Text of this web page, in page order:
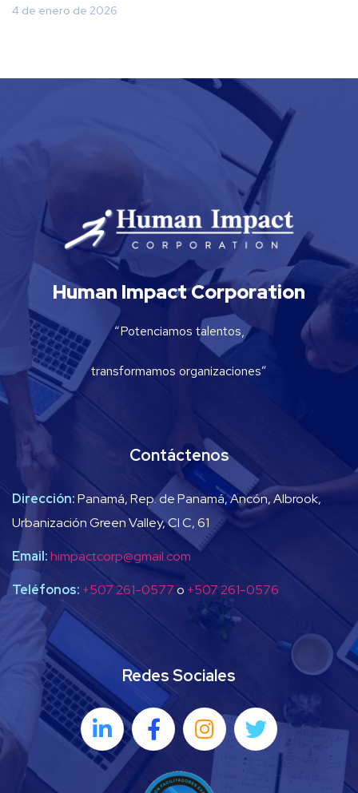
4 de enero de 2026
Human Impact Corporation
“Potenciamos talentos,
transformamos organizaciones”
Contáctenos
Dirección:Panamá, Rep. de Panamá, Ancón, Albrook,
Urbanización Green Valley, Cl C, 61
Email:himpactcorp@gmail.com
Teléfonos: +507 261-0577o +507 261-0576
Redes Sociales